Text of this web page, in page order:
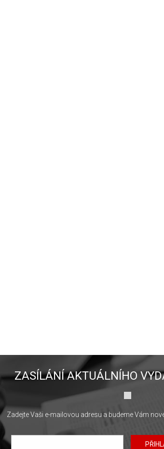
ZASÍLÁNÍ AKTUÁLNÍHO
Zadejte Vaši e-mailovou adresu a budeme Vám